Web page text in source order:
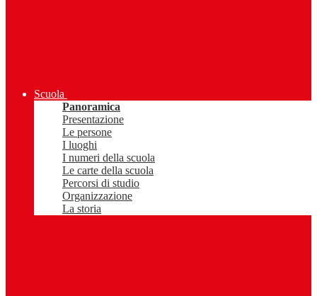
Scuola
Panoramica
Presentazione
Le persone
I luoghi
I numeri della scuola
Le carte della scuola
Percorsi di studio
Organizzazione
La storia